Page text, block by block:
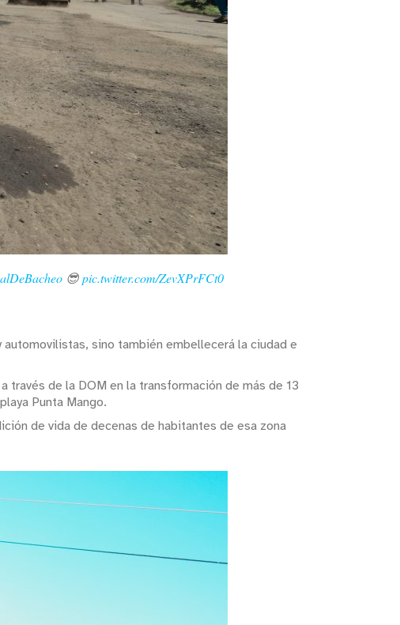
😎pic.twitter.com/ZevXPrFCt0
sino también embellecerá la ciudad e
través de la DOM en la transformación de más de 13
Punta Mango.
de vida de decenas de habitantes de esa zona